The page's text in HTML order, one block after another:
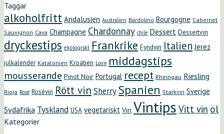
Taggar
alkoholfritt Andalusien Australien Bardolino Bourgogne Cabernet
Sauvignon Cava Champagne Chardonnay chile Dessert Dessertvin
dryckestips ekologiskt Frankrike Fyndvin Italien Jerez
julkalender Katalonien Kroatien Loire middagstips
mousserande Pinot Noir Portugal recept Rheingau Riesling
Rioja Rosé Rosévin Rött vin SherrySpanien Starkvin Sverige
Sydafrika Tyskland USA vegetariskt Vin Vintips Vitt vin öl
Kategorier